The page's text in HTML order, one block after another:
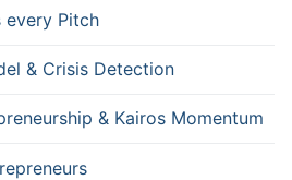
every Pitch
& Crisis Detection
& Kairos Momentum